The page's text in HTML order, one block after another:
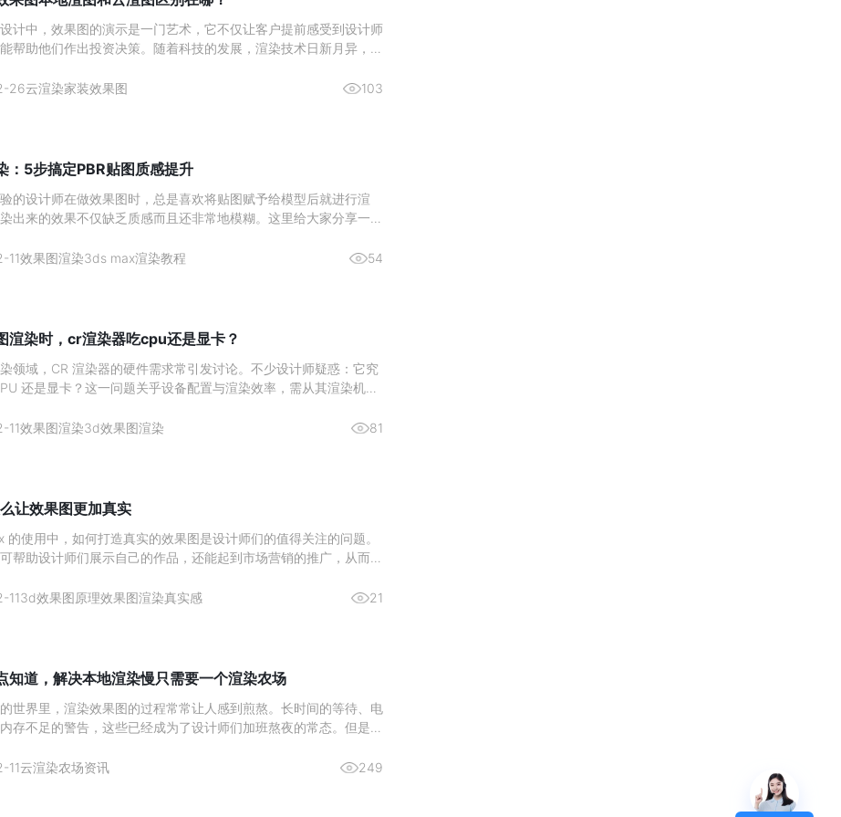
计中，效果图的演示是一门艺术，它不仅让客户提前感受到设计师
帮助他们作出投资决策。随着科技的发展，渲染技术日新月异，室
了设计师们的热门选择。本文将深入分析这两种渲染方式的区别，
26云渲染家装效果图 103
：5步搞定PBR贴图质感提升
的设计师在做效果图时，总是喜欢将贴图赋予给模型后就进行渲
出来的效果不仅缺乏质感而且还非常地模糊。这里给大家分享一个
巧1、 首先将准备好的贴图拖入贴图生成器中。2、 然后再点击上
11效果图渲染3ds max渲染教程 54
渲染时，cr渲染器吃cpu还是显卡？
领域，CR 渲染器的硬件需求常引发讨论。不少设计师疑惑：它究
还是显卡？这一问题关乎设备配置与渲染效率，需从其渲染机制
CR 渲染器的设计师而言，硬件投入的优先级一直是关键问题。核
11效果图渲染3d效果图渲染 81
让效果图更加真实
的使用中，如何打造真实的效果图是设计师们的值得关注的问题。
帮助设计师们展示自己的作品，还能起到市场营销的推广，从而激
与纹理的雕琢材质类型：依据物体特性选材质，如金属用“金属”明
113d效果图原理效果图渲染真实感 21
知道，解决本地渲染慢只需要一个渲染农场
世界里，渲染效果图的过程常常让人感到煎熬。长时间的等待、电
存不足的警告，这些已经成为了设计师们加班熬夜的常态。但是，
瑞云渲图，它不仅解决了本地渲染慢的问题，而且价格还非常划
11云渲染农场资讯 249